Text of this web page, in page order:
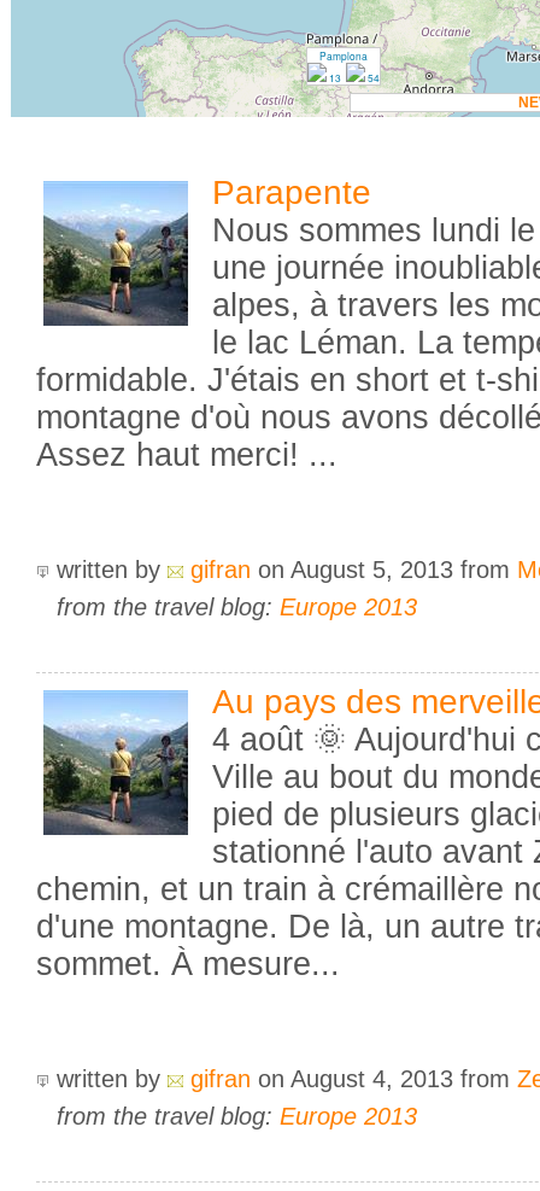
Pamplona
13
54
Parapente
Nous sommes lundi
une journée
alpes, à travers les
le lac Léman. La
formidable. J'étais en short et t-
montagne d'où nous avons
Assez haut merci! ...
written by gifran on August 5, 2013 from
from the travel blog: Europe 2013
Au pays des
4 août 🌞 Aujourd'hui
Ville au bout du
pied de plusieurs
stationné l'auto avant
chemin, et un train à crémaillère
d'une montagne. De là, un autre
sommet. À mesure...
written by gifran on August 4, 2013 from
from the travel blog: Europe 2013